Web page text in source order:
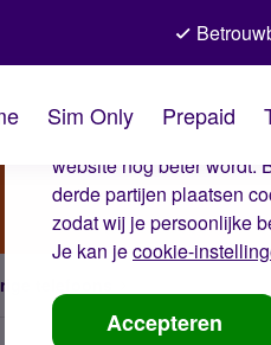
De cookies
Wij gebruiken cookies
website nog beter wordt.
derde partijen plaatsen
zodat wij je persoonlijke
Je kan jecookie-
Accepteren
Sim Only Prepaid
telefoons